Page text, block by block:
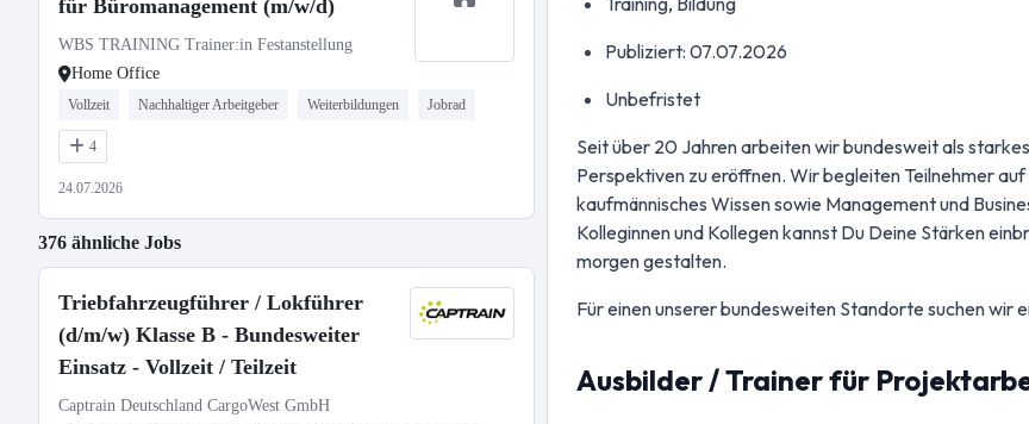
für Büromanagement (m/w/d)
WBS TRAINING Trainer:in Festanstellung
Home Office
Vollzeit Nachhaltiger Arbeitgeber Weiterbildungen Jobrad
4
24.07.2026
376 ähnliche Jobs
Triebfahrzeugführer / Lokführer
(d/m/w) Klasse B - Bundesweiter
Einsatz - Vollzeit / Teilzeit
Captrain Deutschland CargoWest GmbH